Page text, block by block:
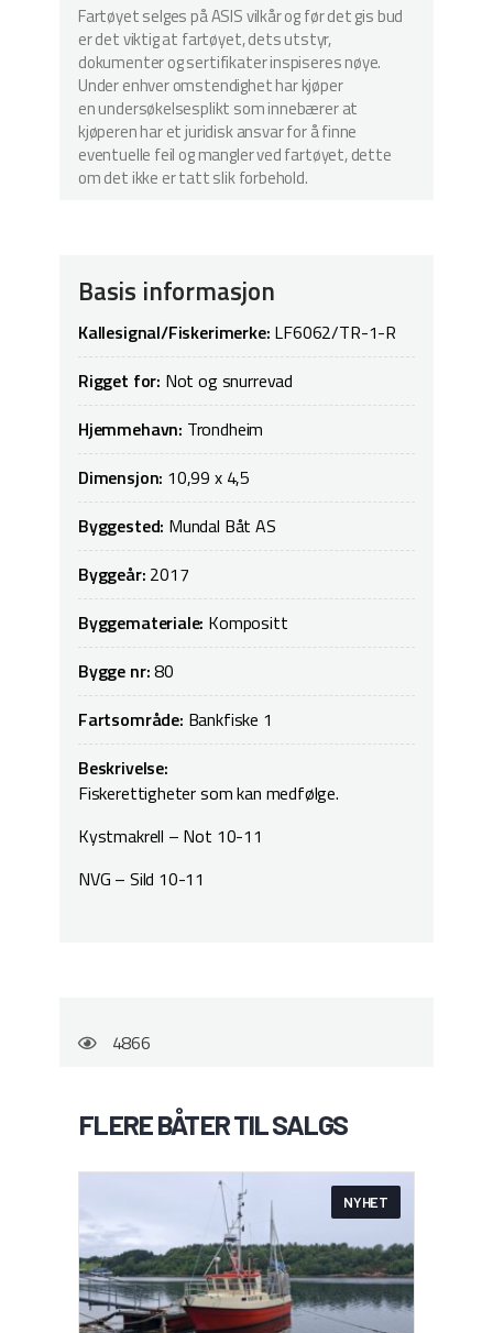
Fartøyet selges på ASIS vilkår og før det gis bud
er det viktig at fartøyet, dets utstyr,
dokumenter og sertifikater inspiseres nøye.
Under enhver omstendighet har kjøper
en undersøkelsesplikt som innebærer at
kjøperen har et juridisk ansvar for å finne
eventuelle feil og mangler ved fartøyet, dette
om det ikke er tatt slik forbehold.
Basis informasjon
Kallesignal/Fiskerimerke: LF6062/TR-1-R
Rigget for: Not og snurrevad
Hjemmehavn: Trondheim
Dimensjon: 10,99 x 4,5
Byggested: Mundal Båt AS
Byggeår: 2017
Byggemateriale: Kompositt
Bygge nr:80
Fartsområde: Bankfiske 1
Beskrivelse:
Fiskerettigheter som kan medfølge.
Kystmakrell – Not 10-11
NVG – Sild 10-11
4866
FLERE BÅTER TIL SALGS
NYHET